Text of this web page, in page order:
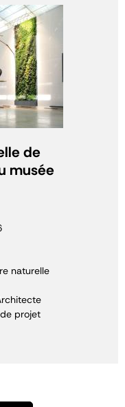
de
musée
naturelle
projet